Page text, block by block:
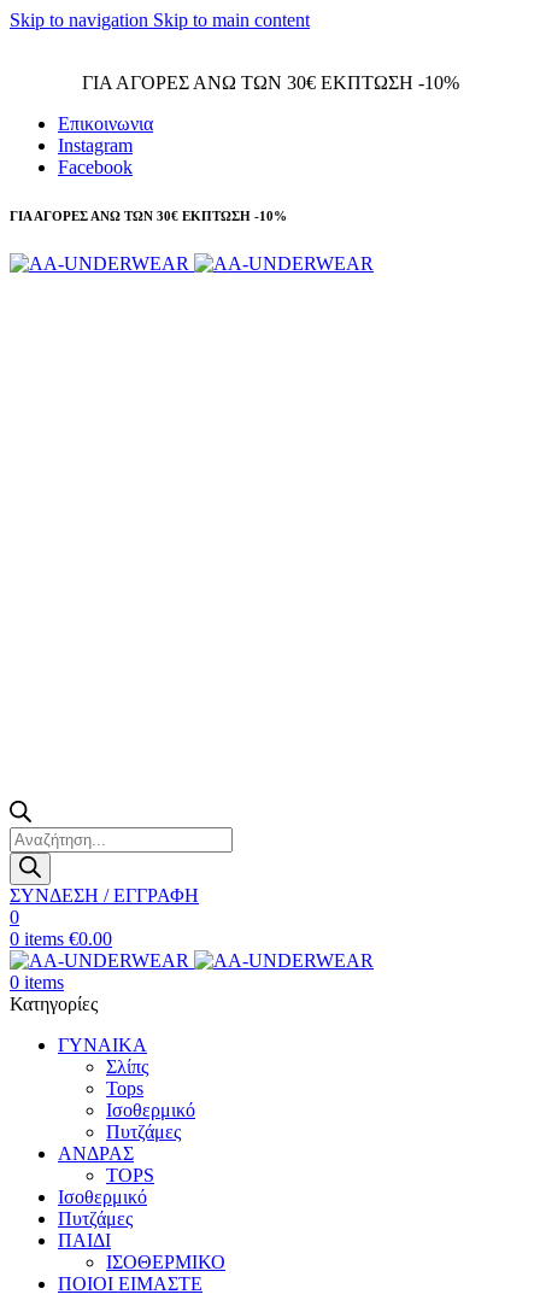
Skip to navigation Skip to main content
ΓΙΑ ΑΓΟΡΕΣ ΑΝΩ ΤΩΝ 30€ ΕΚΠΤΩΣΗ -10%
Επικοινωνια
Instagram
Facebook
ΓΙΑ ΑΓΟΡΕΣ ΑΝΩ ΤΩΝ 30€ ΕΚΠΤΩΣΗ -10%
Products
search
ΣΥΝΔΕΣΗ / ΕΓΓΡΑΦΗ
0
0 items €0.00
0 items
Κατηγορίες
ΓΥΝΑΙΚΑ
Σλίπς
Tops
Ισοθερμικό
Πυτζάμες
ΑΝΔΡΑΣ
TOPS
Ισοθερμικό
Πυτζάμες
ΠΑΙΔΙ
ΙΣΟΘΕΡΜΙΚΟ
ΠΟΙΟΙ ΕΙΜΑΣΤΕ